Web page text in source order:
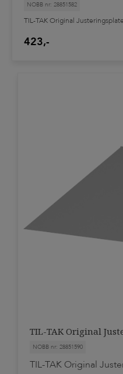
NOBB nr: 28851582
TIL-TAK Original
423,-
TIL-TAK Original
NOBB nr: 28851590
TIL-TAK Original